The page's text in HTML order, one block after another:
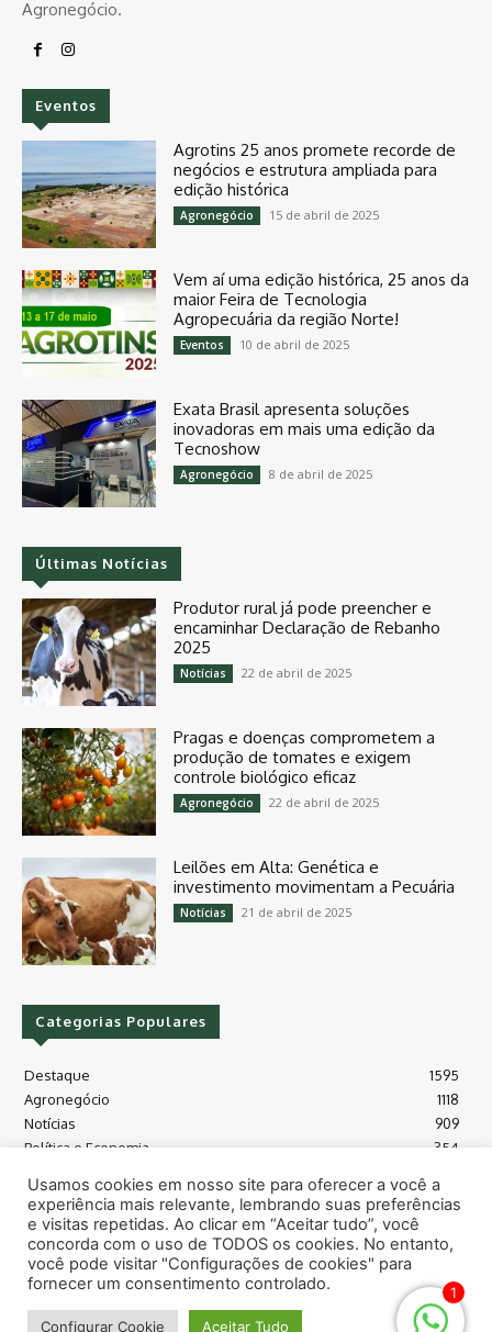
Agronegócio.
Eventos
Agrotins 25 anos promete recorde de
negócios e estrutura ampliada para
edição histórica
Agronegócio 15 de abril de 2025
Vem aí uma edição histórica, 25 anos da
maior Feira de Tecnologia
Agropecuária da região Norte!
Eventos 10 de abril de 2025
Exata Brasil apresenta soluções
inovadoras em mais uma edição da
Tecnoshow
Agronegócio 8 de abril de 2025
Últimas Notícias
Produtor rural já pode preencher e
encaminhar Declaração de Rebanho
2025
Notícias 22 de abril de 2025
Pragas e doenças comprometem a
produção de tomates e exigem
controle biológico eficaz
Agronegócio 22 de abril de 2025
Leilões em Alta: Genética e
investimento movimentam a Pecuária
Notícias 21 de abril de 2025
Categorias Populares
Destaque
1595
Agronegócio
1118
Notícias
909
Política e Economia
354
Máquinas e Tecnologia
128
Grãos - soja e milho
Meio Ambiente
115
© Todos os direitos reservados safras.news
1
Usamos cookies em nosso site para oferecer a você a
experiência mais relevante, lembrando suas preferências
e visitas repetidas. Ao clicar em “Aceitar tudo”, você
concorda com o uso de TODOS os cookies. No entanto,
você pode visitar "Configurações de cookies" para
fornecer um consentimento controlado.
Configurar Cookie Aceitar Tudo